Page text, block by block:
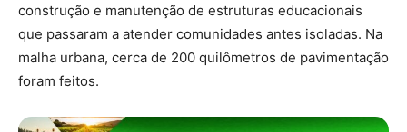
construção e manutenção de estruturas educacionais
que passaram a atender comunidades antes isoladas. Na
malha urbana, cerca de 200 quilômetros de pavimentação
foram feitos.